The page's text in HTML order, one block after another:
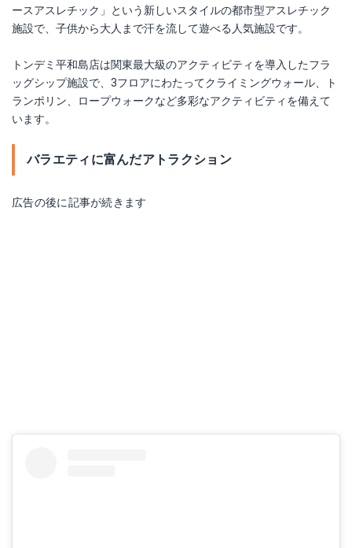
ースアスレチック」という新しいスタイルの都市型アスレチック
施設で、子供から大人まで汗を流して遊べる人気施設です。
トンデミ平和島店は関東最大級のアクティビティを導入したフラ
ッグシップ施設で、3フロアにわたってクライミングウォール、ト
ランポリン、ロープウォークなど多彩なアクティビティを備えて
います。
バラエティに富んだアトラクション
広告の後に記事が続きます